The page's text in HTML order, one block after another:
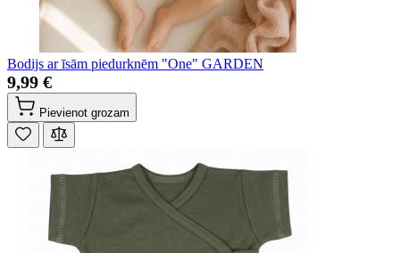
Bodijs ar īsām piedurknēm "One" GARDEN
9,99 €
Pievienot grozam